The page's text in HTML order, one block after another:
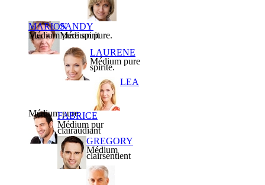
MARION
Médium pure spirit
SANDY
Médium pure.
LAURENE
Médium pure
spirite.
LEA
Médium pure.
FABRICE
Médium pur
clairaudiant
GREGORY
Médium
clairsentient